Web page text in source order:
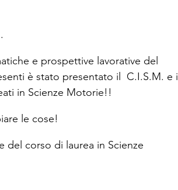
e prospettive lavorative del
è stato presentato il  C.I.S.M. e i
in Scienze Motorie!!
le cose!
del corso di laurea in Scienze